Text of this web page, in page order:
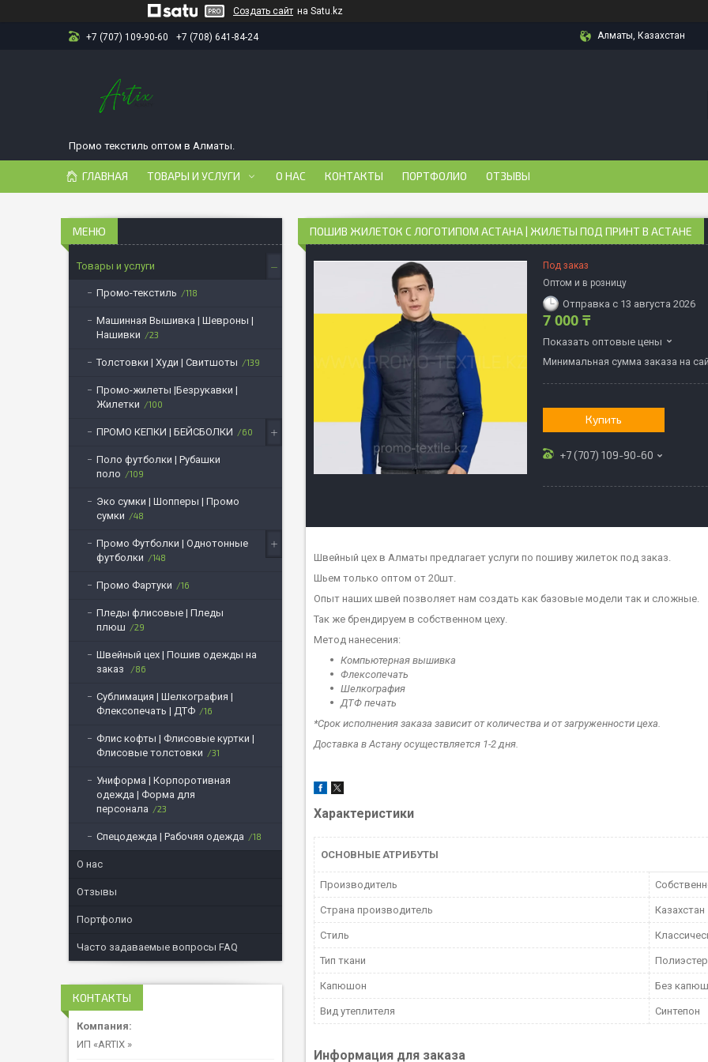
Создать сайт на Satu.kz
+7 (707) 109-90-60 +7 (708) 641-84-24 Алматы, Казахстан
Промо текстиль оптом в Алматы.
ГЛАВНАЯ ТОВАРЫ И УСЛУГИ О НАС КОНТАКТЫ ПОРТФОЛИО ОТЗЫВЫ
ПОШИВ ЖИЛЕТОК С ЛОГОТИПОМ АСТАНА | ЖИЛЕТЫ ПОД ПРИНТ В АСТАНЕ
Под заказ
Оптом и в розницу
Отправка с 13 августа 2026
7 000 ₸
Показать оптовые цены
Минимальная сумма заказа на
Купить
+7 (707) 109-90-60
Швейный цех в Алматы предлагает услуги по пошиву жилеток под заказ.
Шьем только оптом от 20шт.
Опыт наших швей позволяет нам создать как базовые модели так и сложные.
Так же брендируем в собственном цеху.
Метод нанесения:
Компьютерная вышивка
Флексопечать
Шелкография
ДТФ печать
*Срок исполнения заказа зависит от количества и от загруженности цеха.
Доставка в Астану осуществляется 1-2 дня.
Характеристики
ОСНОВНЫЕ АТРИБУТЫ
Производитель
Страна производитель Казахстан
Стиль
Тип ткани Полиэстер
Капюшон Без
Вид утеплителя Синтепон
Информация для заказа
Товары и услуги
Промо-текстиль 118
Машинная Вышивка | Шевроны |
Нашивки
23
Толстовки | Худи | Свитшоты 139
Промо-жилеты |Безрукавки |
Жилетки
100
ПРОМО КЕПКИ | БЕЙСБОЛКИ 60
Поло футболки | Рубашки
поло
109
Эко сумки | Шопперы | Промо
сумки
48
Промо Футболки | Однотонные
футболки
148
Промо Фартуки 16
Пледы флисовые | Пледы
плюш
29
Швейный цех | Пошив одежды на
заказ
86
Сублимация | Шелкография |
Флексопечать | ДТФ
16
Флис кофты | Флисовые куртки |
Флисовые толстовки
31
Униформа | Корпоротивная
одежда | Форма для
персонала
23
Спецодежда | Рабочяя одежда 18
О нас
Отзывы
Портфолио
Часто задаваемые вопросы FAQ
КОНТАКТЫ
ИП «ARTIX »